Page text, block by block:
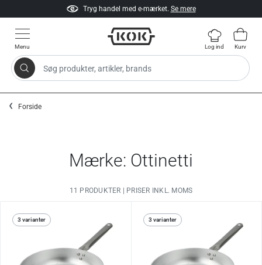
Tryg handel med e-mærket. Se mere
Menu
Søg produkter, artikler, brands
Log ind Kurv
Forside
Mærke: Ottinetti
11 PRODUKTER | PRISER INKL. MOMS
3 varianter 3 varianter